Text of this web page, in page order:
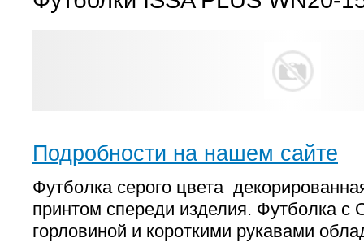
Подробности на нашем сайте
Футболка серого цвета
принтом спереди изделия. Футболка с
горловиной и короткими рукавами